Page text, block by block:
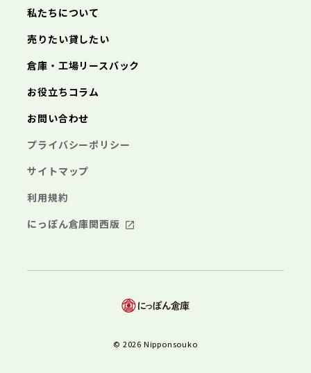
私たちについて
売りたい貸したい
倉庫・工場リースバック
お役立ちコラム
お問い合わせ
プライバシーポリシー
サイトマップ
利用規約
にっぽん倉庫関西版
© 2026 Nipponsouko